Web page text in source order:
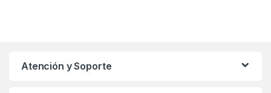
Atención y Soporte